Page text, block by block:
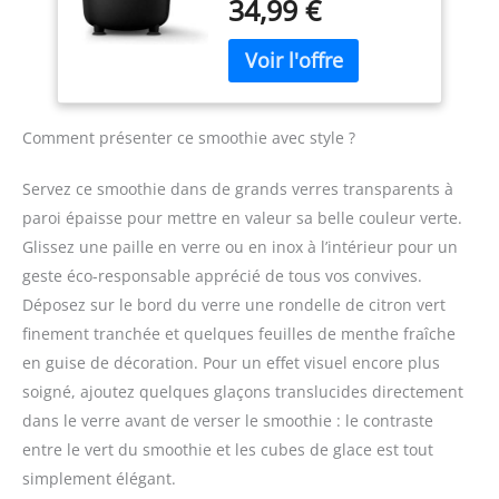
cuisine GRANDE
CAPACITÉ de 570 ML :
Préparez smoothies,
boissons protéinées, jus,
soupes, compotes en une
seule fois grâce à son
GARANTIE ÉTENDUE DE 2
ANS : Profitez d'une
garantie 2 ans avec SAV
en France pour une
utilisation durable en
toute sérénité
45 secondes. Deux
vitesses, fonction Pulse et
jusqu’à 19 000 tours/min
pour un mixage rapide et
homogène. TAILLE
FAMILIALE : Blender à
smoothie pour toute la
de 1,9 litre prépare
jusqu'à 5 portions à la
fois (verres de 200 ml) -
Gourde nomade incluse
TECHNOLOGIE
PROBLEND UNIQUE: avec
un moteur, une forme de
lame et un pichet au
design idéal pour mixer
et profiter d'une
RECETTES
34,99 €
Comment présenter ce smoothie avec style ?
Servez ce smoothie dans de grands verres transparents à
paroi épaisse pour mettre en valeur sa belle couleur verte.
Glissez une paille en verre ou en inox à l’intérieur pour un
geste éco-responsable apprécié de tous vos convives.
Déposez sur le bord du verre une rondelle de citron vert
finement tranchée et quelques feuilles de menthe fraîche
en guise de décoration. Pour un effet visuel encore plus
soigné, ajoutez quelques glaçons translucides directement
dans le verre avant de verser le smoothie : le contraste
entre le vert du smoothie et les cubes de glace est tout
simplement élégant.